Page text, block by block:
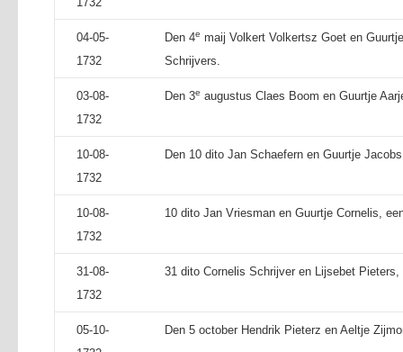
04-05-
1732
Den 4e maij Volkert Volkertsz Goet en
Schrijvers.
03-08-
1732
Den 3e augustus Claes Boom en Guurtje
10-08-
1732
Den 10 dito Jan Schaefern en Guurtje
10-08-
1732
10 dito Jan Vriesman en Guurtje Cornelis,
31-08-
1732
31 dito Cornelis Schrijver en Lijsebet Pieters,
05-10-
Den 5 october Hendrik Pieterz en Aeltje